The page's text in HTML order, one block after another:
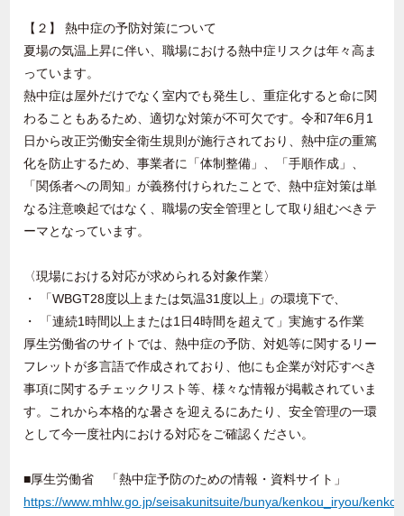
【２】 熱中症の予防対策について
夏場の気温上昇に伴い、職場における熱中症リスクは年々高ま
っています。
熱中症は屋外だけでなく室内でも発生し、重症化すると命に関
わることもあるため、適切な対策が不可欠です。令和7年6月1
日から改正労働安全衛生規則が施行されており、熱中症の重篤
化を防止するため、事業者に「体制整備」、「手順作成」、
「関係者への周知」が義務付けられたことで、熱中症対策は単
なる注意喚起ではなく、職場の安全管理として取り組むべきテ
ーマとなっています。
〈現場における対応が求められる対象作業〉
・ 「WBGT28度以上または気温31度以上」の環境下で、
・ 「連続1時間以上または1日4時間を超えて」実施する作業
厚生労働省のサイトでは、熱中症の予防、対処等に関するリー
フレットが多言語で作成されており、他にも企業が対応すべき
事項に関するチェックリスト等、様々な情報が掲載されていま
す。これから本格的な暑さを迎えるにあたり、安全管理の一環
として今一度社内における対応をご確認ください。
■厚生労働省 「熱中症予防のための情報・資料サイト」
https://www.mhlw.go.jp/seisakunitsuite/bunya/kenkou_iryou/